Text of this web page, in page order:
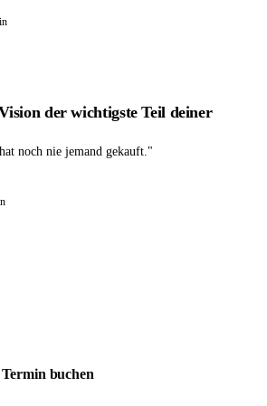
der wichtigste Teil deiner
noch nie jemand gekauft."
buchen